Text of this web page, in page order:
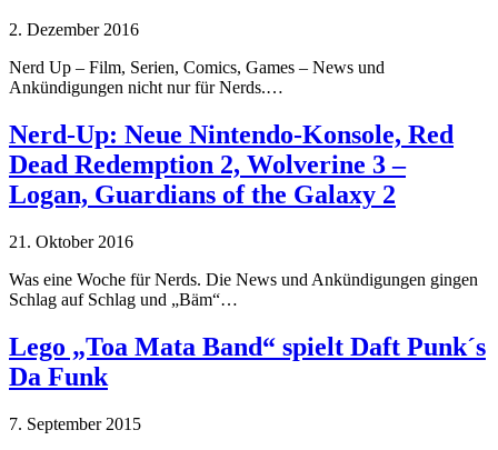
2. Dezember 2016
Nerd Up – Film, Serien, Comics, Games – News und
Ankündigungen nicht nur für Nerds.…
Nerd-Up: Neue Nintendo-Konsole, Red
Dead Redemption 2, Wolverine 3 –
Logan, Guardians of the Galaxy 2
21. Oktober 2016
Was eine Woche für Nerds. Die News und Ankündigungen gingen
Schlag auf Schlag und „Bäm“…
Lego „Toa Mata Band“ spielt Daft Punk´s
Da Funk
7. September 2015